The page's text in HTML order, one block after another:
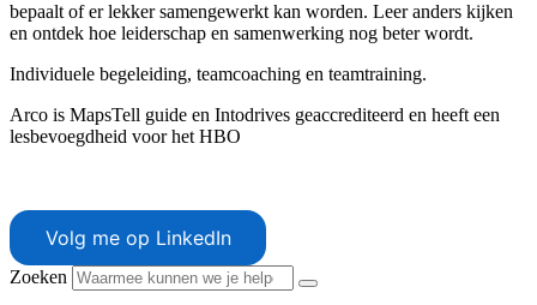
bepaalt of er lekker samengewerkt kan worden. Leer anders kijken
en ontdek hoe leiderschap en samenwerking nog beter wordt.
Individuele begeleiding, teamcoaching en teamtraining.
Arco is MapsTell guide en Intodrives geaccrediteerd en heeft een
lesbevoegdheid voor het HBO
Volg me op LinkedIn
Zoeken